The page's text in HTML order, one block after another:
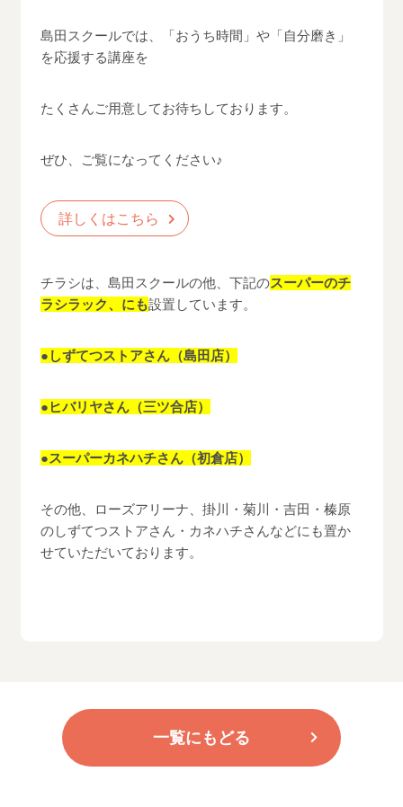
島田スクールでは、「おうち時間」や「自分磨き」
を応援する講座を
たくさんご用意してお待ちしております。
ぜひ、ご覧になってください♪
詳しくはこちら
チラシは、島田スクールの他、下記のスーパーのチ
ラシラック、にも設置しています。
●しずてつストアさん（島田店）
●ヒバリヤさん（三ツ合店）
●スーパーカネハチさん（初倉店）
その他、ローズアリーナ、掛川・菊川・吉田・榛原
のしずてつストアさん・カネハチさんなどにも置か
せていただいております。
一覧にもどる